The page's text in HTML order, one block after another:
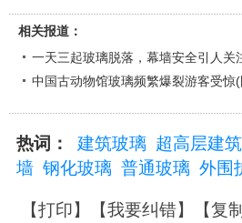
相关报道：
一天三起玻璃脱落，幕墙安全引人关
中国古动物馆玻璃频繁爆裂游客受惊
热词： 建筑玻璃 超高层建筑
墙 钢化玻璃 普通玻璃 外围
【打印】【我要纠错】【复